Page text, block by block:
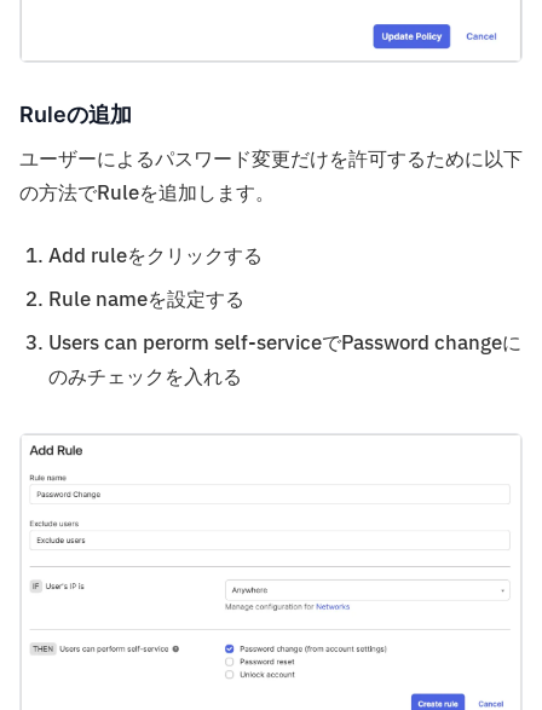
Ruleの追加
ユーザーによるパスワード変更だけを許可するために以下
の方法でRuleを追加します。
Add ruleをクリックする
Rule nameを設定する
Users can perorm self-serviceでPassword changeに
のみチェックを入れる